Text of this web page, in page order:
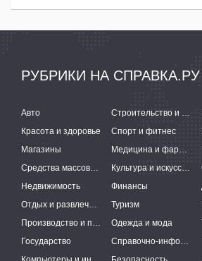
РУБРИКИ НА СПРАВКА.РУ
Авто Строительство и ремонт
Красота и здоровье
Спорт и фитнес
Магазины
Медицина и фармацевтика
Средства массовой информации
Культура и искусство
Недвижимость
Финансы
Отдых и развлечения
Туризм
Производство и поставки
Одежда и мода
Государство
Справочно-информационные системы